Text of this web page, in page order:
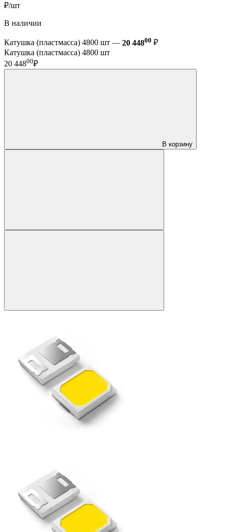
₽/шт
В наличии
Катушка (пластмасса) 4800 шт — 20 44800 ₽
Катушка (пластмасса) 4800 шт
20 44800₽
В корзину